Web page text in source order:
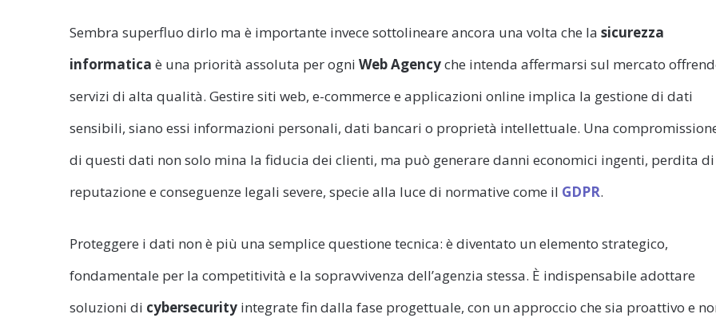
Sembra superfluo dirlo ma è importante invece sottolineare ancora una volta che la sicurezza
informatica è una priorità assoluta per ogni Web Agencyche intenda affermarsi sul mercato
servizi di alta qualità. Gestire siti web, e-commerce e applicazioni online implica la gestione di dati
sensibili, siano essi informazioni personali, dati bancari o proprietà intellettuale. Una
di questi dati non solo mina la fiducia dei clienti, ma può generare danni economici ingenti, perdita di
reputazione e conseguenze legali severe, specie alla luce di normative come il GDPR.
Proteggere i dati non è più una semplice questione tecnica: è diventato un elemento strategico,
fondamentale per la competitività e la sopravvivenza dell’agenzia stessa. È indispensabile adottare
soluzioni di cybersecurity integrate fin dalla fase progettuale, con un approccio che sia proattivo e